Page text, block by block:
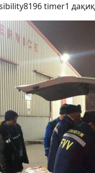
8196timer1